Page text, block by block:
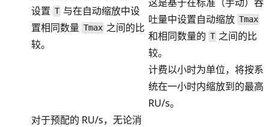
设置 T 与在自动缩放中设
置相同数量 Tmax 之间的比
较。
吐量中设置自动缩放 Tmax
和相同数量的 T 之间的比
较。
对于预配的 RU/s，无论消
计费以小时为单位，将按系
统在一小时内缩放到的最高
RU/s。